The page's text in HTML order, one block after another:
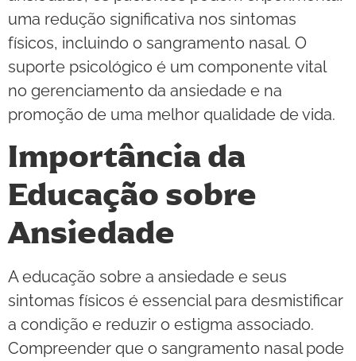
uma redução significativa nos sintomas
físicos, incluindo o sangramento nasal. O
suporte psicológico é um componente vital
no gerenciamento da ansiedade e na
promoção de uma melhor qualidade de vida.
Importância da
Educação sobre
Ansiedade
A educação sobre a ansiedade e seus
sintomas físicos é essencial para desmistificar
a condição e reduzir o estigma associado.
Compreender que o sangramento nasal pode